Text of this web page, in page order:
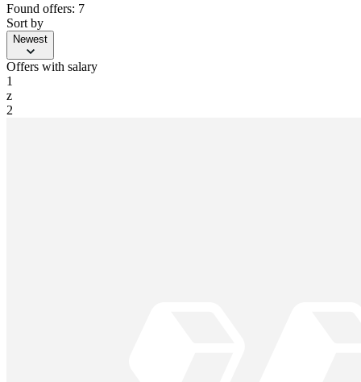
Found offers: 7
Sort by
Newest
Offers with salary
1
z
2